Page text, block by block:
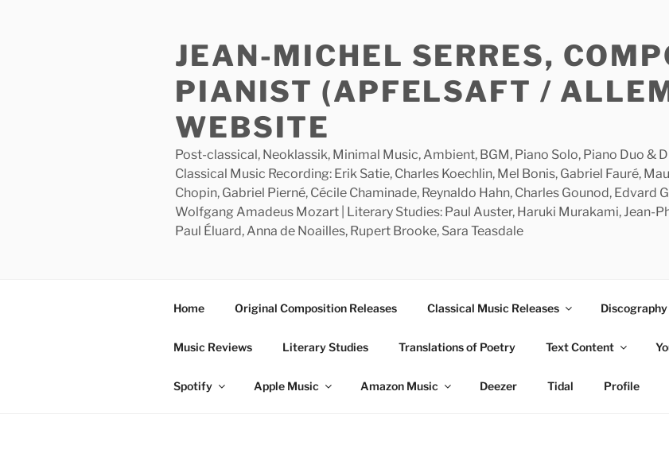
JEAN-MICHEL SERRES,
PIANIST (APFELSAFT /
WEBSITE
Post-classical, Neoklassik, Minimal Music, Ambient, BGM, Piano Solo, Piano Duo &
Classical Music Recording: Erik Satie, Charles Koechlin, Mel Bonis, Gabriel Fauré,
Chopin, Gabriel Pierné, Cécile Chaminade, Reynaldo Hahn, Charles Gounod, Edvard
Wolfgang Amadeus Mozart | Literary Studies: Paul Auster, Haruki Murakami, Jean-
Paul Éluard, Anna de Noailles, Rupert Brooke, Sara Teasdale
Home Original Composition Releases Classical Music Releases Discography
Music Reviews Literary Studies Translations of Poetry Text Content
Spotify Apple Music Amazon Music Deezer Tidal Profile